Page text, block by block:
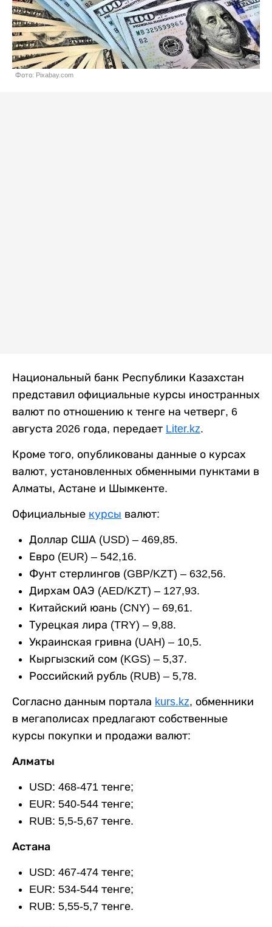
Фото: Pixabay.com
Национальный банк Республики Казахстан
представил официальные курсы иностранных
валют по отношению к тенге на четверг, 6
августа 2026 года, передает Liter.kz.
Кроме того, опубликованы данные о курсах
валют, установленных обменными пунктами в
Алматы, Астане и Шымкенте.
Официальные курсы валют:
Доллар США (USD) – 469,85.
Евро (EUR) – 542,16.
Фунт стерлингов (GBP/KZT) – 632,56.
Дирхам ОАЭ (AED/KZT) – 127,93.
Китайский юань (CNY) – 69,61.
Турецкая лира (TRY) – 9,88.
Украинская гривна (UAH) – 10,5.
Кыргызский сом (KGS) – 5,37.
Российский рубль (RUB) – 5,78.
Согласно данным портала kurs.kz, обменники
в мегаполисах предлагают собственные
курсы покупки и продажи валют:
Алматы
USD: 468-471 тенге;
EUR: 540-544 тенге;
RUB: 5,5-5,67 тенге.
Астана
USD: 467-474 тенге;
EUR: 534-544 тенге;
RUB: 5,55-5,7 тенге.